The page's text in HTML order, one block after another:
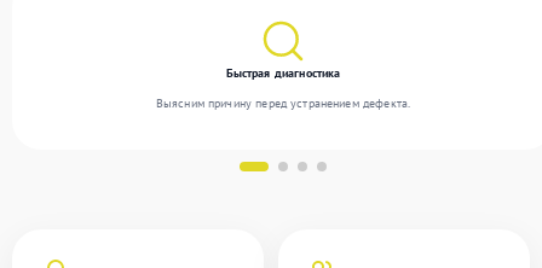
Быстрая диагностика
Выясним причину перед устранением дефекта.